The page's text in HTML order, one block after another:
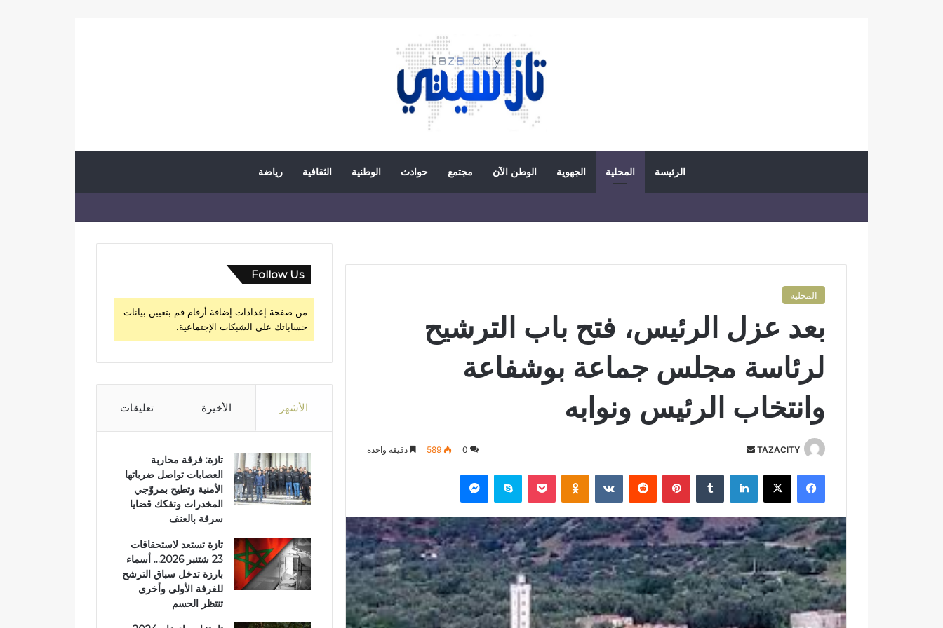
الرئيسة المحلية الجهوية الوطن الآن مجتمع حوادث الوطنية الثقافية رياضة
المحلية
بعد عزل الرئيس، فتح باب الترشيح
لرئاسة مجلس جماعة بوشفاعة
وانتخاب الرئيس ونوابه
TAZACITY
س
ب
ر
ي
د
ا
إ
0
589 دقيقة واحدة
فيسبوك لينكدإن بينتيريست سكايب
Follow Us
من صفحة إعدادات إضافة أرقام قم بتعيين بيانات
حساباتك على الشبكات الإجتماعية.
الأشهر الأخيرة تعليقات
تازة: فرقة محاربة
العصابات تواصل ضرباتها
الأمنية وتطيح بمروّجي
المخدرات وتفكك قضايا
سرقة بالعنف
تازة تستعد لاستحقاقات
23 شتنبر 2026… أسماء
بارزة تدخل سباق الترشح
للغرفة الأولى وأخرى
تنتظر الحسم